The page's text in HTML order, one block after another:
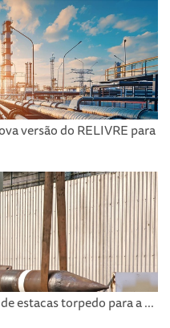
versão do RELIVRE para
estacas torpedo para a ...